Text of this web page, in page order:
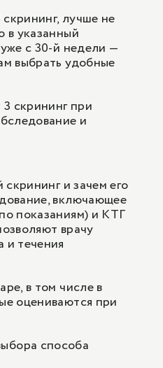
лучше не
в указанный
с 30-й недели —
выбрать удобные
скрининг при
и
и зачем его
включающее
показаниям) и КТГ
врачу
и течения
в том числе в
оцениваются при
способа